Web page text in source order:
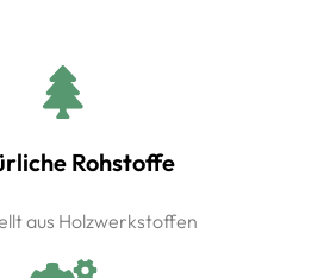
Rohstoffe
aus Holzwerkstoffen